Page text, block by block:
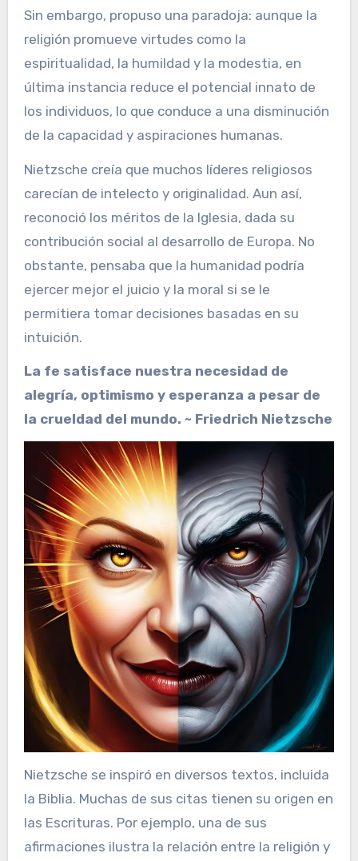
Sin embargo, propuso una paradoja: aunque la
religión promueve virtudes como la
espiritualidad, la humildad y la modestia, en
última instancia reduce el potencial innato de
los individuos, lo que conduce a una disminución
de la capacidad y aspiraciones humanas.
Nietzsche creía que muchos líderes religiosos
carecían de intelecto y originalidad. Aun así,
reconoció los méritos de la Iglesia, dada su
contribución social al desarrollo de Europa. No
obstante, pensaba que la humanidad podría
ejercer mejor el juicio y la moral si se le
permitiera tomar decisiones basadas en su
intuición.
La fe satisface nuestra necesidad de
alegría, optimismo y esperanza a pesar de
la crueldad del mundo. ~ Friedrich Nietzsche
Nietzsche se inspiró en diversos textos, incluida
la Biblia. Muchas de sus citas tienen su origen en
las Escrituras. Por ejemplo, una de sus
afirmaciones ilustra la relación entre la religión y